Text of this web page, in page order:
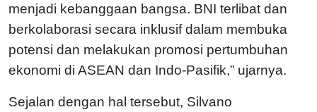
menjadi kebanggaan bangsa. BNI terlibat dan
berkolaborasi secara inklusif dalam membuka
potensi dan melakukan promosi pertumbuhan
ekonomi di ASEAN dan Indo-Pasifik,” ujarnya.
Sejalan dengan hal tersebut, Silvano